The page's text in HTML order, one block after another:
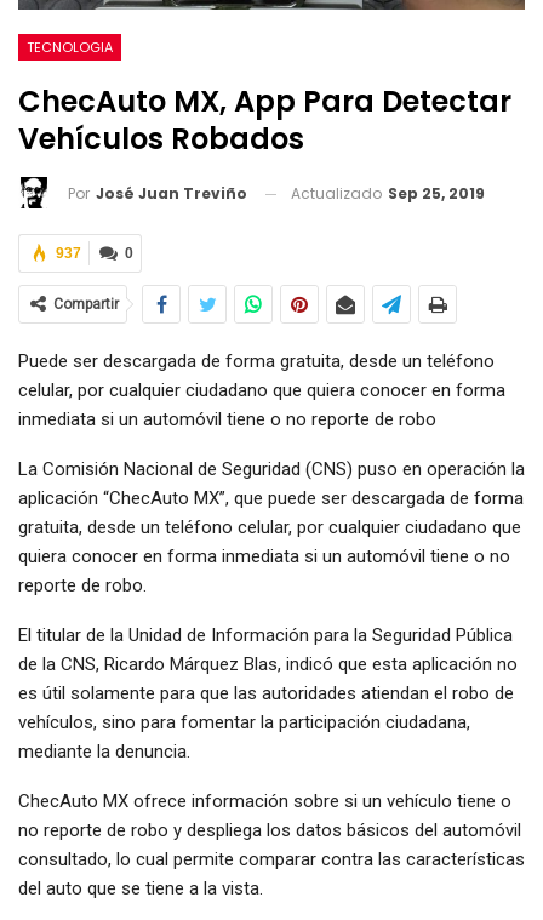
TECNOLOGIA
ChecAuto MX, App Para Detectar
Vehículos Robados
Por José Juan Treviño Actualizado Sep 25, 2019
0
937
Compartir
Puede ser descargada de forma gratuita, desde un teléfono
celular, por cualquier ciudadano que quiera conocer en forma
inmediata si un automóvil tiene o no reporte de robo
La Comisión Nacional de Seguridad (CNS) puso en operación la
aplicación “ChecAuto MX”, que puede ser descargada de forma
gratuita, desde un teléfono celular, por cualquier ciudadano que
quiera conocer en forma inmediata si un automóvil tiene o no
reporte de robo.
El titular de la Unidad de Información para la Seguridad Pública
de la CNS, Ricardo Márquez Blas, indicó que esta aplicación no
es útil solamente para que las autoridades atiendan el robo de
vehículos, sino para fomentar la participación ciudadana,
mediante la denuncia.
ChecAuto MX ofrece información sobre si un vehículo tiene o
no reporte de robo y despliega los datos básicos del automóvil
consultado, lo cual permite comparar contra las características
del auto que se tiene a la vista.